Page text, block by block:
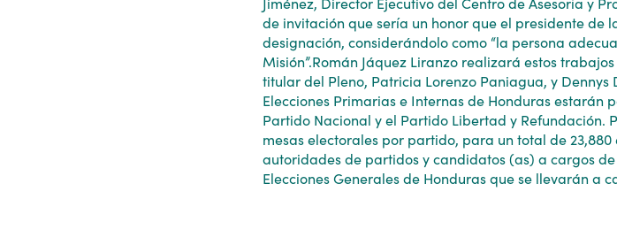
de invitación que sería un honor que el presidente de
designación, considerándolo como “la persona
Misión”.Román Jáquez Liranzo realizará estos
titular del Pleno, Patricia Lorenzo Paniagua, y
Elecciones Primarias e Internas de Honduras
Partido Nacional y el Partido Libertad y Refundación.
mesas electorales por partido, para un total de
autoridades de partidos y candidatos (as) a cargos
Elecciones Generales de Honduras que se llevarán a